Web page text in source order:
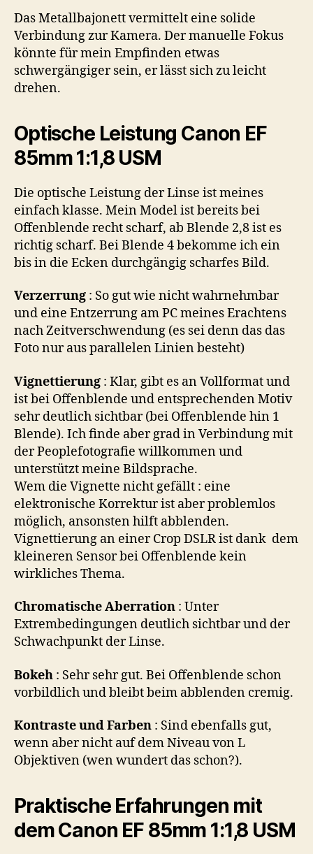
Das Metallbajonett vermittelt eine solide
Verbindung zur Kamera. Der manuelle Fokus
könnte für mein Empfinden etwas
schwergängiger sein, er lässt sich zu leicht
drehen.
Optische Leistung Canon EF
85mm 1:1,8 USM
Die optische Leistung der Linse ist meines
einfach klasse. Mein Model ist bereits bei
Offenblende recht scharf, ab Blende 2,8 ist es
richtig scharf. Bei Blende 4 bekomme ich ein
bis in die Ecken durchgängig scharfes Bild.
Verzerrung : So gut wie nicht wahrnehmbar
und eine Entzerrung am PC meines Erachtens
nach Zeitverschwendung (es sei denn das das
Foto nur aus parallelen Linien besteht)
Vignettierung : Klar, gibt es an Vollformat und
ist bei Offenblende und entsprechenden Motiv
sehr deutlich sichtbar (bei Offenblende hin 1
Blende). Ich finde aber grad in Verbindung mit
der Peoplefotografie willkommen und
unterstützt meine Bildsprache.
Wem die Vignette nicht gefällt : eine
elektronische Korrektur ist aber problemlos
möglich, ansonsten hilft abblenden.
Vignettierung an einer Crop DSLR ist dank dem
kleineren Sensor bei Offenblende kein
wirkliches Thema.
Chromatische Aberration : Unter
Extrembedingungen deutlich sichtbar und der
Schwachpunkt der Linse.
Bokeh : Sehr sehr gut. Bei Offenblende schon
vorbildlich und bleibt beim abblenden cremig.
Kontraste und Farben : Sind ebenfalls gut,
wenn aber nicht auf dem Niveau von L
Objektiven (wen wundert das schon?).
Praktische Erfahrungen mit
dem Canon EF 85mm 1:1,8 USM